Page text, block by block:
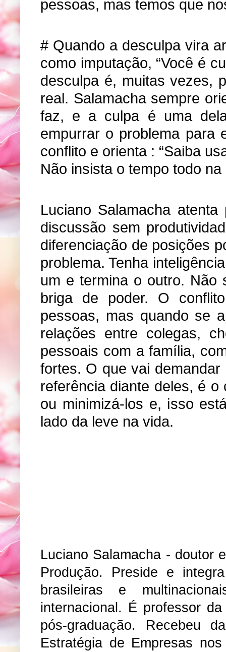
pessoas, mas temos que
# Quando a desculpa vira
como imputação, “Você é
desculpa é, muitas vezes,
real. Salamacha sempre
faz, e a culpa é uma
empurrar o problema para
conflito e orienta : “Saiba
Não insista o tempo todo na
Luciano Salamacha
discussão sem
diferenciação de posições
problema. Tenha
um e termina o outro. Não
briga de poder. O
pessoas, mas quando se
relações entre colegas,
pessoais com a família,
fortes. O que vai
referência diante deles, é
ou minimizá-los e, isso
lado da leve na vida.
Luciano Salamacha - doutor
Produção. Preside e
brasileiras e
internacional. É professor
pós-graduação. Recebeu
Estratégia de Empresas